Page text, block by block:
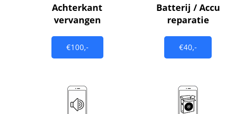
Achterkant
vervangen
€100,-
Batterij / Accu
reparatie
€40,-